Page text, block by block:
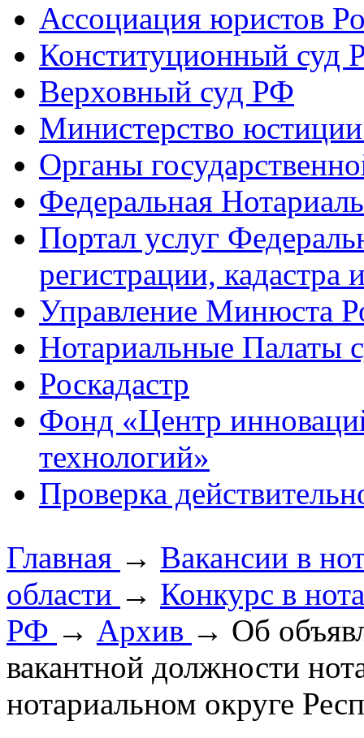
Ассоциация юристов
Конституционный суд
Верховный суд РФ
Министерство
Органы
Федеральная
Портал услуг
регистрации, кадастра
Управление Минюста
Нотариальные Палаты
Роскадастр
Фонд «Центр
технологий»
Проверка
Главная → Вакансии в
области → Конкурс в
РФ → Архив → Об
вакантной должности
нотариальном округе